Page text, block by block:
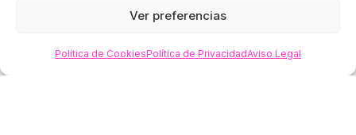
Ver preferencias
Política de CookiesPolítica de PrivacidadAviso Legal
Aviso Legal